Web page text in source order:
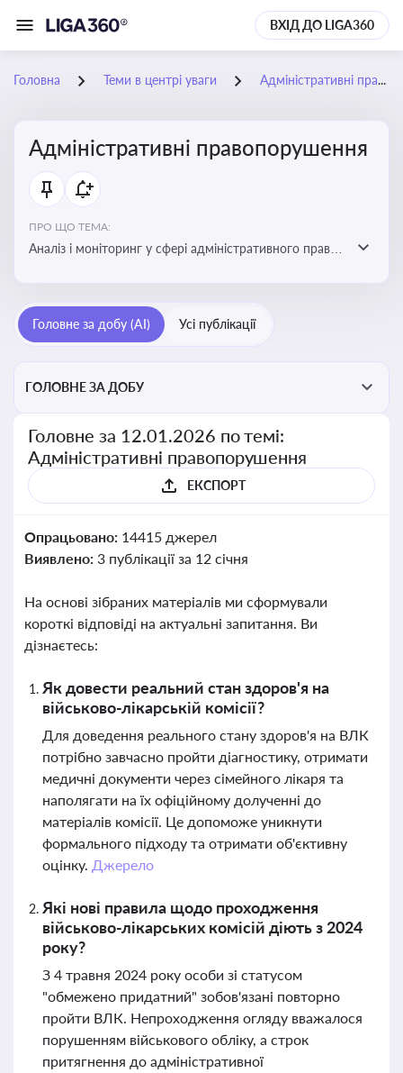
ВХІД ДО LIGA360
Головна Теми в центрі уваги Адміністративні правопорушення
Адміністративні правопорушення
ПРО ЩО ТЕМА:
Аналіз і моніторинг у сфері адміністративного права:
Головне за добу (AI) Усі публікації
ГОЛОВНЕ ЗА ДОБУ
Головне за 12.01.2026 по темі:
Адміністративні правопорушення
ЕКСПОРТ
Опрацьовано: 14415 джерел
Виявлено: 3 публікації за 12 січня
На основі зібраних матеріалів ми сформували
короткі відповіді на актуальні запитання. Ви
дізнаєтесь:
Як довести реальний стан здоров'я на
військово-лікарській комісії?
Для доведення реального стану здоров'я на ВЛК
потрібно завчасно пройти діагностику, отримати
медичні документи через сімейного лікаря та
наполягати на їх офіційному долученні до
матеріалів комісії. Це допоможе уникнути
формального підходу та отримати об'єктивну
оцінку. Джерело
Які нові правила щодо проходження
військово-лікарських комісій діють з 2024
року?
З 4 травня 2024 року особи зі статусом
"обмежено придатний" зобов'язані повторно
пройти ВЛК. Непроходження огляду вважалося
порушенням військового обліку, а строк
притягнення до адміністративної